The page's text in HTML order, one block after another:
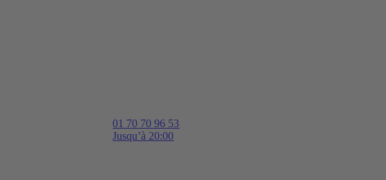
01 70 70 96 53
Jusqu’à 20:00